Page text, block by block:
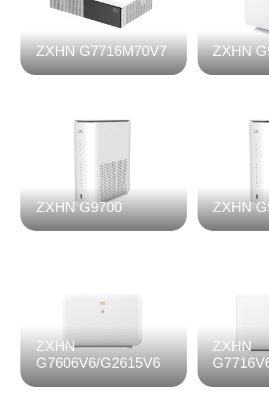
ZXHN G7716M70V7 ZXHN
ZXHN G9700 ZXHN
ZXHN
G7606V6/G2615V6
ZXHN